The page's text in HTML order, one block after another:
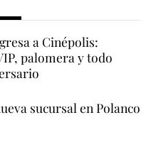
a Cinépolis:
palomera y todo
sucursal en Polanco